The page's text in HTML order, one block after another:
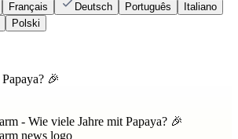
Français Deutsch Português
Italiano
Polski